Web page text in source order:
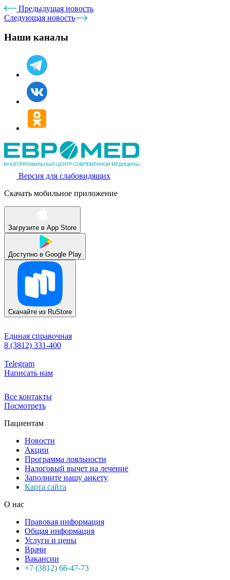
Предыдущая новость
Следующая новость
Наши каналы
Версия для слабовидящих
Скачать мобильное приложение
Загрузите в App Store
Доступно в Google Play
Скачайте из RuStore
Единая справочная
8 (3812) 331-400
Telegram
Написать нам
Все контакты
Посмотреть
Пациентам
Новости
Акции
Программа лояльности
Налоговый вычет на лечение
Заполните нашу анкету
Карта сайта
О нас
Правовая информация
Общая информация
Услуги и цены
Врачи
Вакансии
+7 (3812) 66-47-73